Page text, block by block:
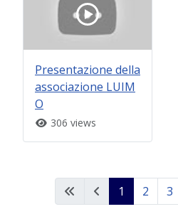
Presentazione della
associazione LUIM
O
306 views
1 2 3